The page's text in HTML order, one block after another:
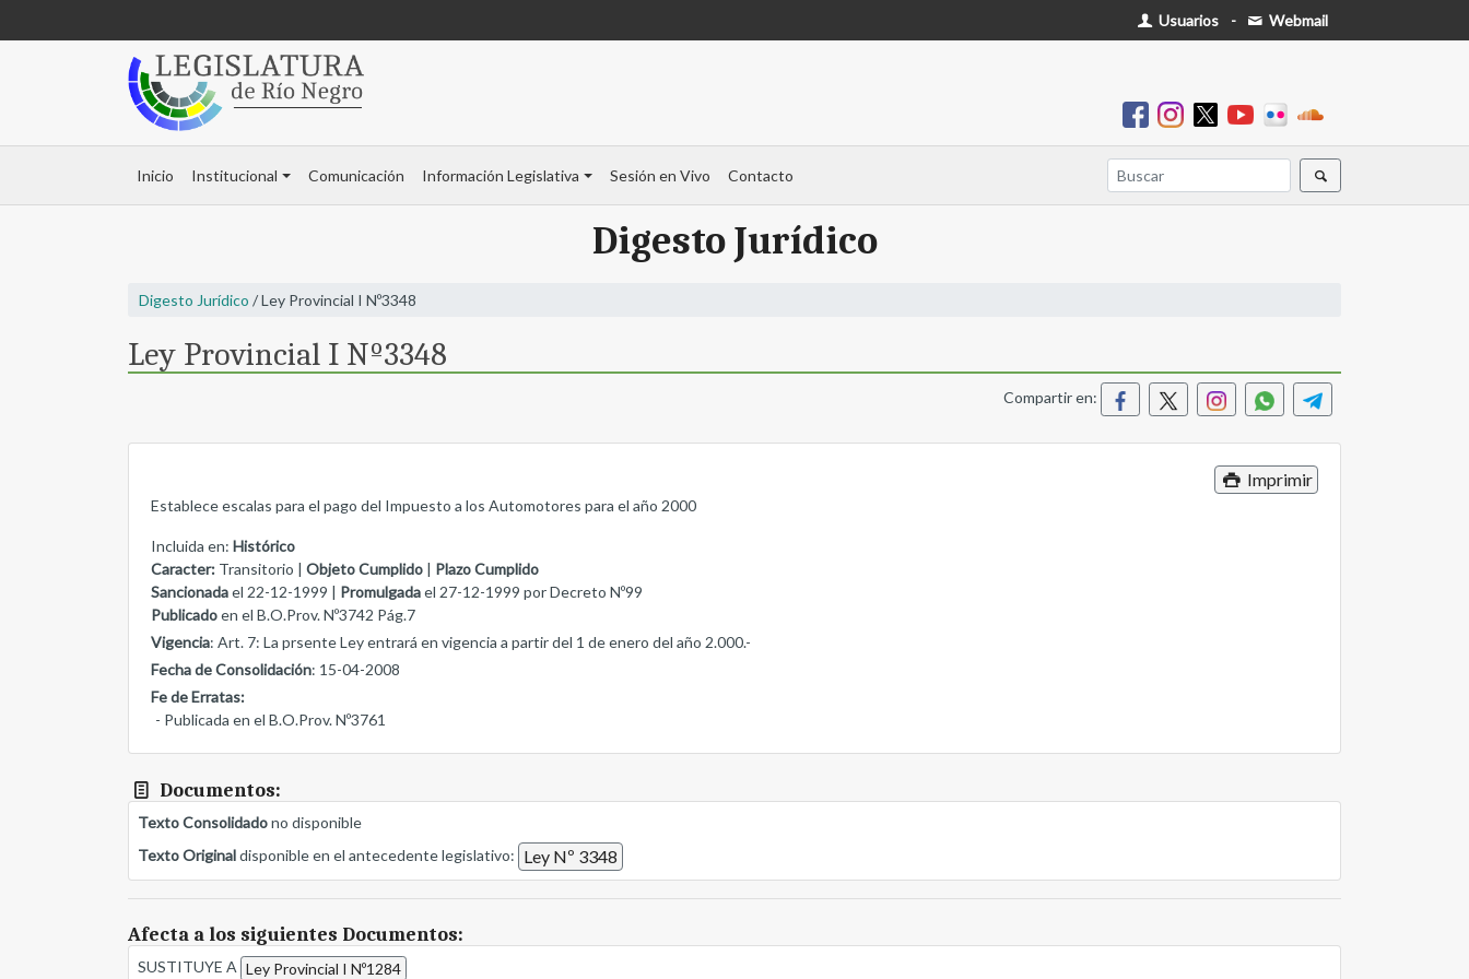
Usuarios - Webmail
Inicio Institucional Comunicación Información Legislativa Sesión en Vivo Contacto
Digesto Jurídico
Digesto Jurídico / Ley Provincial I Nº3348
Ley Provincial I Nº3348
Compartir en:
Imprimir
Establece escalas para el pago del Impuesto a los Automotores para el año 2000
Incluida en: Histórico
Caracter: Transitorio | Objeto Cumplido
Plazo Cumplido
Sancionadael 22-12-1999 | Promulgadael 27-12-1999 por Decreto Nº99
Publicadoen el B.O.Prov. Nº3742 Pág.7
Vigencia: Art. 7: La prsente Ley entrará en vigencia a partir del 1 de enero del año 2.000.-
Fecha de Consolidación: 15-04-2008
Fe de Erratas:
- Publicada en el B.O.Prov. Nº3761
Documentos:
Texto Consolidadono disponible
Texto Originaldisponible en el antecedente legislativo: Ley Nº 3348
Afecta a los siguientes Documentos:
SUSTITUYE A Ley Provincial I Nº1284